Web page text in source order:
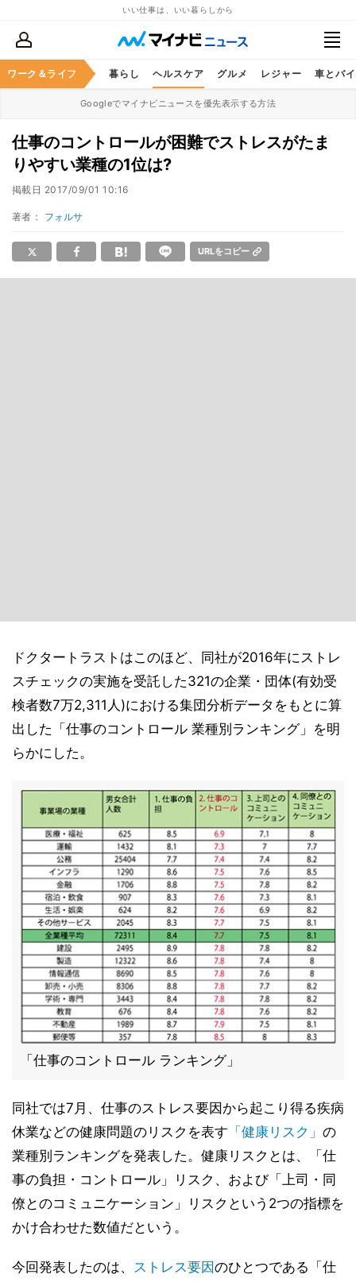
いい仕事は、いい暮らしから
ワーク＆ライフ
ススキル マネー 暮らし ヘルスケア グルメ レジャー 車とバ
Googleでマイナビニュースを優先表示する方法
仕事のコントロールが困難でストレスがたま
りやすい業種の1位は?
掲載日 2017/09/01 10:16
著者： フォルサ
URLをコピー
ドクタートラストはこのほど、同社が2016年にストレ
スチェックの実施を受託した321の企業・団体(有効受
検者数7万2,311人)における集団分析データをもとに算
出した「仕事のコントロール 業種別ランキング」を明
らかにした。
「仕事のコントロール ランキング」
同社では7月、仕事のストレス要因から起こり得る疾病
休業などの健康問題のリスクを表す 「健康リスク」 の
業種別ランキングを発表した。健康リスクとは、「仕
事の負担・コントロール」リスク、および「上司・同
僚とのコミュニケーション」リスクという2つの指標を
かけ合わせた数値だという。
今回発表したのは、 ストレス要因のひとつである「仕